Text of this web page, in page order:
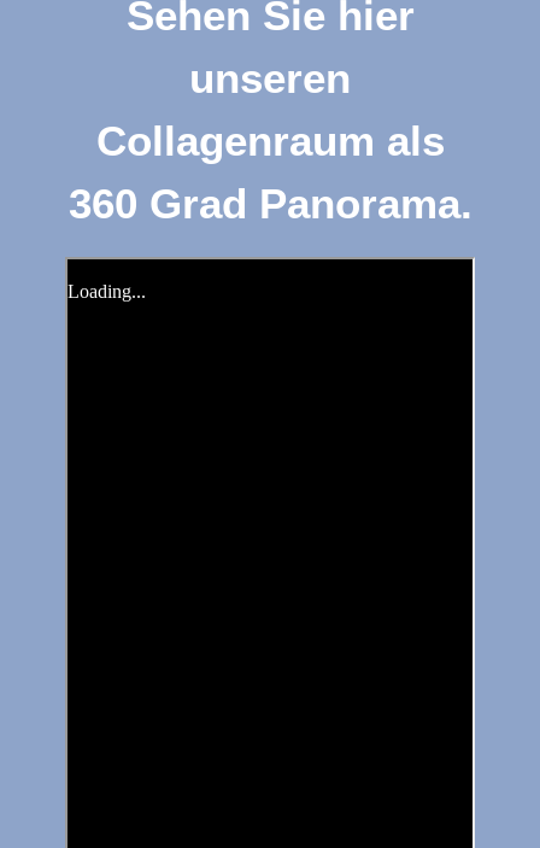
Sehen Sie hier
unseren
Collagenraum als
360 Grad Panorama.